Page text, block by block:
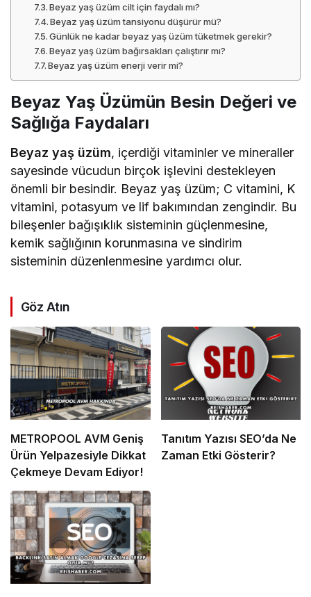
Beyaz yaş üzüm cilt için faydalı mı?
Beyaz yaş üzüm tansiyonu düşürür mü?
Günlük ne kadar beyaz yaş üzüm tüketmek gerekir?
Beyaz yaş üzüm bağırsakları çalıştırır mı?
Beyaz yaş üzüm enerji verir mi?
Beyaz Yaş Üzümün Besin Değeri ve
Sağlığa Faydaları
Beyaz yaş üzüm, içerdiği vitaminler ve mineraller
sayesinde vücudun birçok işlevini destekleyen
önemli bir besindir. Beyaz yaş üzüm; C vitamini, K
vitamini, potasyum ve lif bakımından zengindir. Bu
bileşenler bağışıklık sisteminin güçlenmesine,
kemik sağlığının korunmasına ve sindirim
sisteminin düzenlenmesine yardımcı olur.
Göz Atın
METROPOOL AVM Geniş
Ürün Yelpazesiyle Dikkat
Çekmeye Devam Ediyor!
Tanıtım Yazısı SEO’da Ne
Zaman Etki Gösterir?